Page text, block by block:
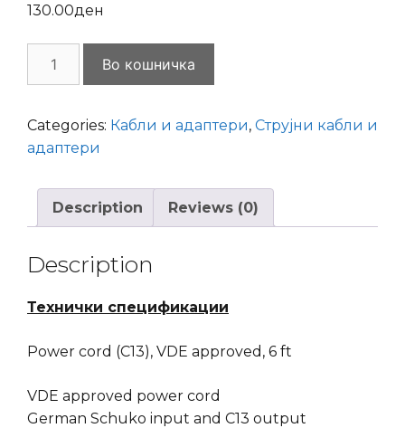
130.00ден
VDE
Approved
quantity
Во кошничка
Categories: Кабли и адаптери, Струјни кабли и
адаптери
Description Reviews (0)
Description
Технички спецификации
Power cord (C13), VDE approved, 6 ft
VDE approved power cord
German Schuko input and C13 output